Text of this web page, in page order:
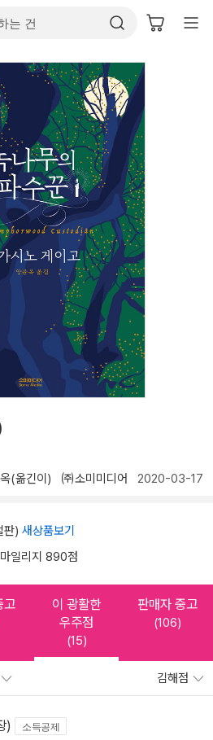
(옮긴이) ㈜소미미디어 2020-03-17
판) 새상품보기
일리지 890점
고
이 광활한
우주점
(15)
판매자 중고
(106)
김해점
) 소득공제